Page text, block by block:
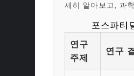
세히 알아보고, 과
포스파티
연구
주제
연구